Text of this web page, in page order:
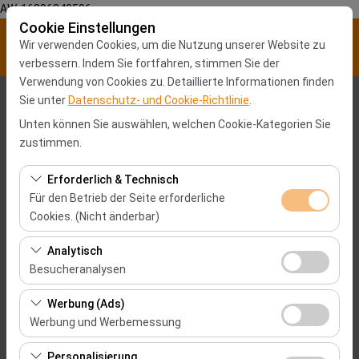
AW-16896840596
Cookie Einstellungen
Wir verwenden Cookies, um die Nutzung unserer Website zu
verbessern. Indem Sie fortfahren, stimmen Sie der
Verwendung von Cookies zu. Detaillierte Informationen finden
Sie unter Datenschutz- und Cookie-Richtlinie
Unten können Sie auswählen, welchen Cookie-Kategorien Sie
zustimmen.
Erforderlich & Technisch
Für den Betrieb der Seite erforderliche
Cookies. (Nicht änderbar)
Diese Cookies sind für das ordnungsgemäße
Funktionieren der Website, die Sicherheit, die
Sitzungsverwaltung und grundlegende Funktionen
erforderlich. Sie können nicht deaktiviert werden.
Analytisch
Besucheranalysen
Diese Cookies ermöglichen es uns, zu analysieren, wie
unsere Website genutzt wird (Besucherzahl,
meistbesuchte Seiten, Nutzerverhalten). Diese Daten
werden verwendet, um die Leistung der Website zu
Werbung (Ads)
Werbung und Werbemessung
Diese Cookies ermöglichen es uns, Ihnen auf Ihre
Abholstation
Malatya Stadtzentrum
Eine andere Rückgabestation auswählen
Abholdatum & Zeit
Rückgabedatum & Zeit